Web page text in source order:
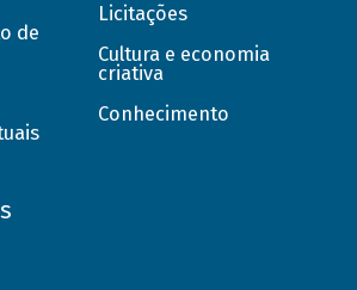
de
Licitações
Cultura e economia
criativa
Conhecimento